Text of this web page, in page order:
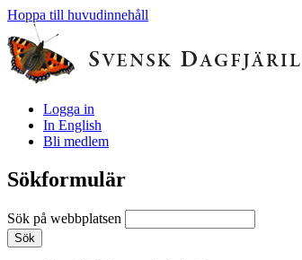
Hoppa till huvudinnehåll
Logga in
In English
Bli medlem
Sökformulär
Sök på webbplatsen